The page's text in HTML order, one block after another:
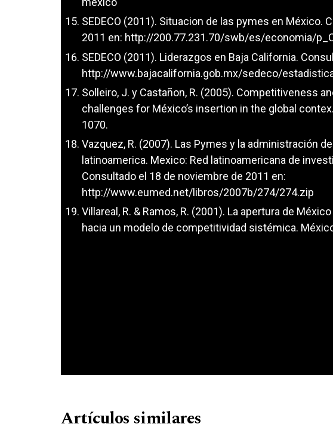
SEDECO (2011). Situacion de las pymes en México.
2011 en: http://200.77.231.70/swb/es/economia/
SEDECO (2011). Liderazgos en Baja California.
http://www.bajacalifornia.gob.mx/sedeco/
Solleiro, J. y Castañon, R. (2005). Competitiveness
challenges for México’s insertion in the global
1070.
Vazquez, R. (2007). Las Pymes y la administración
latinoamerica. Mexico: Red latinoamericana de
Consultado el 18 de noviembre de 2011 en:
http://www.eumed.net/libros/2007b/274/274.zip
Villareal, R. & Ramos, R. (2001). La apertura de
hacia un modelo de competitividad sistémica.
Artículos similares